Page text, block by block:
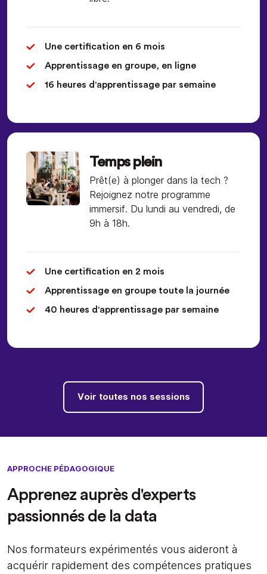
Temps plein
Prêt(e) à plonger dans la tech ?
Rejoignez notre programme
immersif. Du lundi au vendredi, de
9h à 18h.
Une certification en 2 mois
Apprentissage en groupe toute la journée
40 heures d'apprentissage par semaine
Une certification en 6 mois
Apprentissage en groupe, en ligne
16 heures d'apprentissage par semaine
Voir toutes nos sessions
APPROCHE PÉDAGOGIQUE
Apprenez auprès d'experts
passionnés de la data
Nos formateurs expérimentés vous aideront à
acquérir rapidement des compétences pratiques